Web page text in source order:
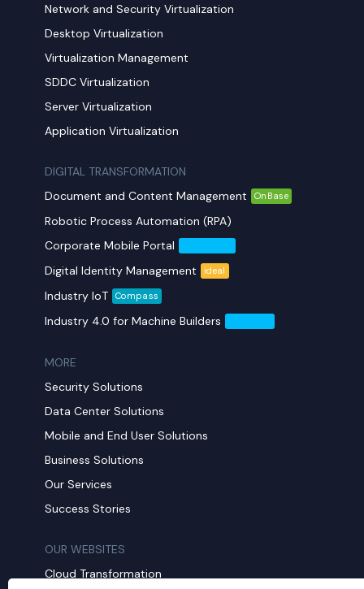
Network and Security Virtualization
Desktop Virtualization
Virtualization Management
SDDC Virtualization
Server Virtualization
Application Virtualization
DIGITAL TRANSFORMATION
Document and Content Management
OnBase
Robotic Process Automation (RPA)
Corporate Mobile Portal
Digital Identity Management ideal
Industry IoT Compass
Industry 4.0 for Machine Builders
MORE​
Security Solutions
Data Center Solutions
Mobile and End User Solutions
Business Solutions
Our Services
Success Stories
OUR WEBSITES
Cloud Transformation